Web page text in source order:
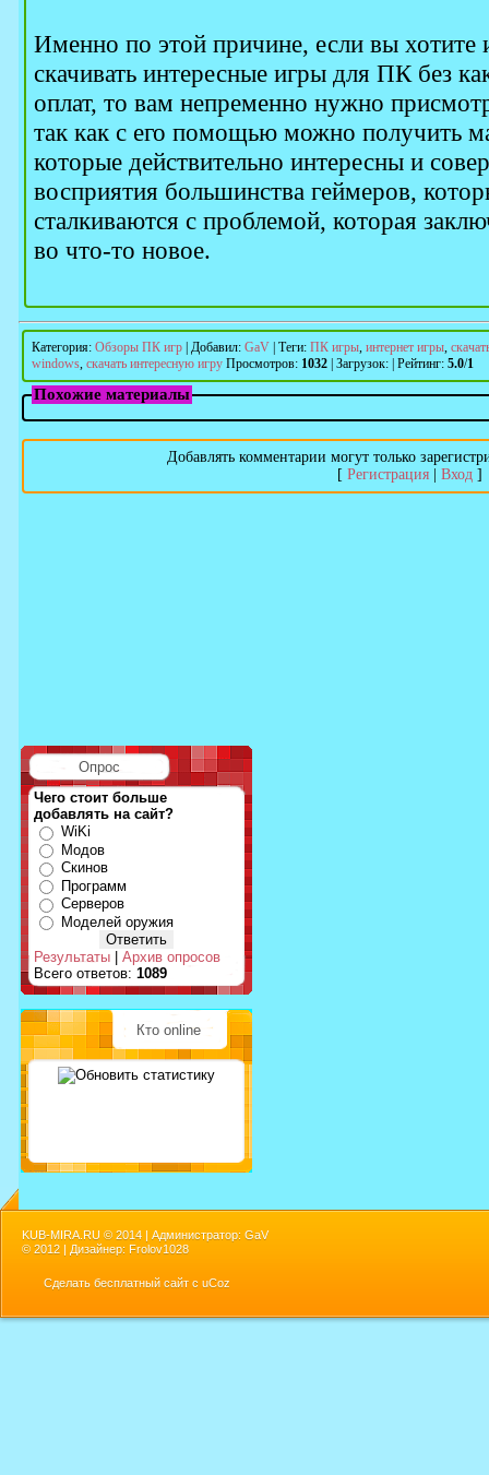
Именно по этой причине, если вы хотите
скачивать интересные игры для ПК без
оплат, то вам непременно нужно
так как с его помощью можно получить
которые действительно интересны и
восприятия большинства геймеров,
сталкиваются с проблемой, которая
во что-то новое.
Категория: Обзоры ПК игр Добавил: GaV Теги: ПК игры, интернет игры,
windows, скачать интересную игру Просмотров: 1032 Загрузок: Рейтинг: 5.0/1
Похожие материалы
Добавлять комментарии могут только
[ Регистрация| Вход]
Опрос
Чего стоит больше
добавлять на сайт?
WiKi
Модов
Скинов
Программ
Серверов
Моделей оружия
Результаты
Архив опросов
Всего ответов: 1089
Кто online
KUB-MIRA.RU © 2014 | Администратор: GaV
© 2012 | Дизайнер: Frolov1028
Сделать бесплатный сайт с uCoz